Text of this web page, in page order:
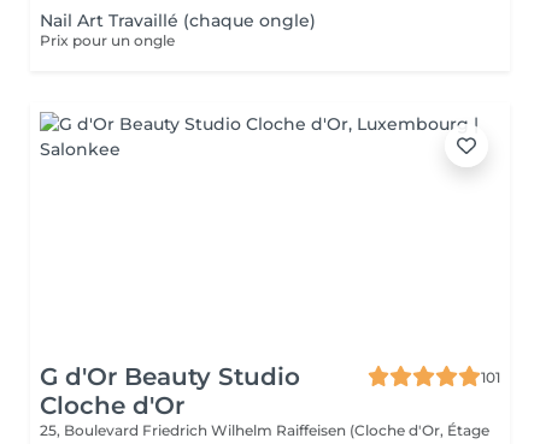
Nail Art Travaillé (chaque ongle)
Prix pour un ongle
G d'Or Beauty Studio
Cloche d'Or
101
25, Boulevard Friedrich Wilhelm Raiffeisen (Cloche d'Or, Étage